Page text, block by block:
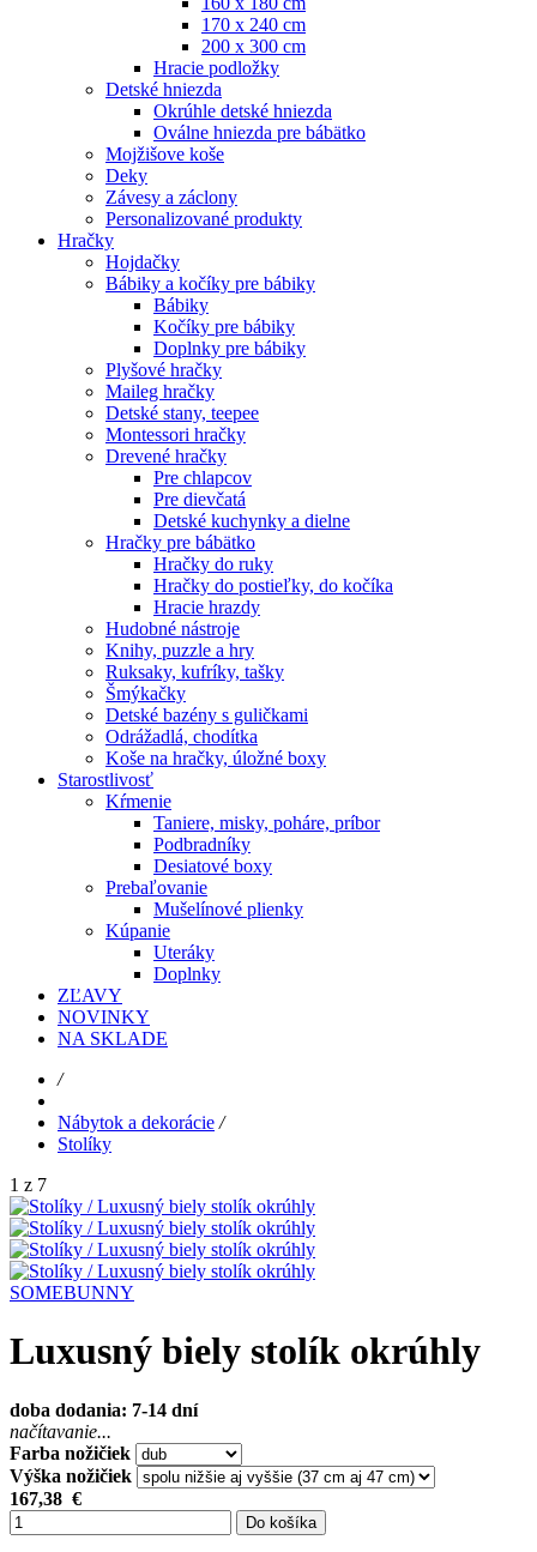
170 x 240 cm
200 x 300 cm
Hracie podložky
Detské hniezda
Okrúhle detské hniezda
Oválne hniezda pre bábätko
Mojžišove koše
Deky
Závesy a záclony
Personalizované produkty
Hračky
Hojdačky
Bábiky a kočíky pre bábiky
Bábiky
Kočíky pre bábiky
Doplnky pre bábiky
Plyšové hračky
Maileg hračky
Detské stany, teepee
Montessori hračky
Drevené hračky
Pre chlapcov
Pre dievčatá
Detské kuchynky a dielne
Hračky pre bábätko
Hračky do ruky
Hračky do postieľky, do kočíka
Hracie hrazdy
Hudobné nástroje
Knihy, puzzle a hry
Ruksaky, kufríky, tašky
Šmýkačky
Detské bazény s guličkami
Odrážadlá, chodítka
Koše na hračky, úložné boxy
Starostlivosť
Kŕmenie
Taniere, misky, poháre, príbor
Podbradníky
Desiatové boxy
Prebaľovanie
Mušelínové plienky
Kúpanie
Uteráky
Doplnky
ZĽAVY
NOVINKY
NA SKLADE
/
Nábytok a dekorácie /
Stolíky
1 z 7
SOMEBUNNY
Luxusný biely stolík okrúhly
doba dodania: 7-14 dní
načítavanie...
Farba nožičiek
Výška nožičiek
167,38 €
Do košíka